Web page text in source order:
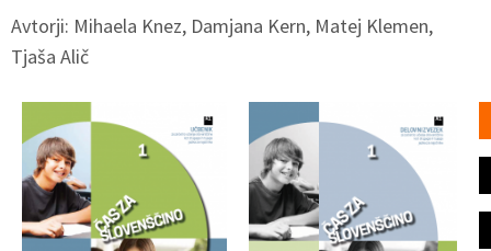
Avtorji: Mihaela Knez, Damjana Kern, Matej Klemen,
Tjaša Alič